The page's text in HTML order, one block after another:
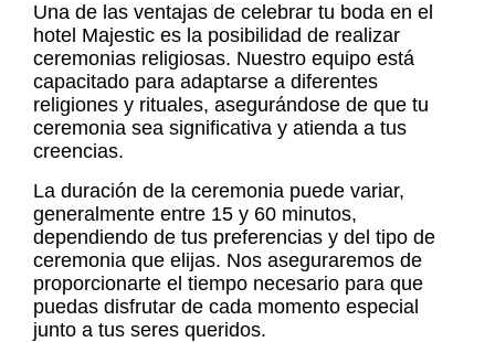
Una de las ventajas de celebrar tu boda en el
hotel Majestic es la posibilidad de realizar
ceremonias religiosas. Nuestro equipo está
capacitado para adaptarse a diferentes
religiones y rituales, asegurándose de que tu
ceremonia sea significativa y atienda a tus
creencias.
La duración de la ceremonia puede variar,
generalmente entre 15 y 60 minutos,
dependiendo de tus preferencias y del tipo de
ceremonia que elijas. Nos aseguraremos de
proporcionarte el tiempo necesario para que
puedas disfrutar de cada momento especial
junto a tus seres queridos.